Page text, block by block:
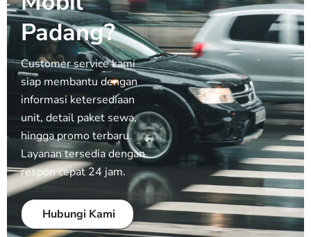
Padang?
Customer service kami
siap membantu dengan
informasi ketersediaan
unit, detail paket sewa,
hingga promo terbaru.
Layanan tersedia dengan
respon cepat 24 jam.
Hubungi Kami